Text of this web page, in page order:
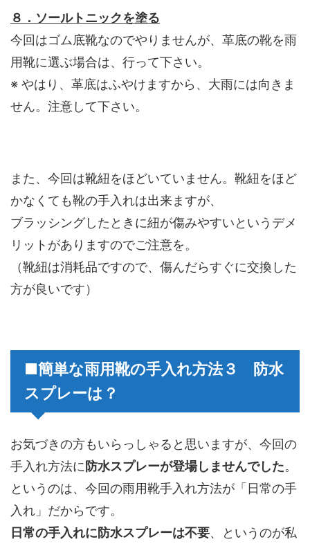
８．ソールトニックを塗る
今回はゴム底靴なのでやりませんが、革底の靴を雨
用靴に選ぶ場合は、行って下さい。
※ やはり、革底はふやけますから、大雨には向きま
せん。注意して下さい。
また、今回は靴紐をほどいていません。靴紐をほど
かなくても靴の手入れは出来ますが、
ブラッシングしたときに紐が傷みやすいというデメ
リットがありますのでご注意を。
（靴紐は消耗品ですので、傷んだらすぐに交換した
方が良いです）
■簡単な雨用靴の手入れ方法３ 防水
スプレーは？
お気づきの方もいらっしゃると思いますが、今回の
手入れ方法に防水スプレーが登場しませんでした。
というのは、今回の雨用靴手入れ方法が「日常の手
入れ」だからです。
日常の手入れに防水スプレーは不要、というのが私